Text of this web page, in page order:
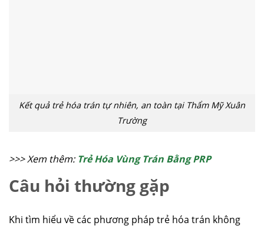
Kết quả trẻ hóa trán tự nhiên, an toàn tại Thẩm Mỹ Xuân
Trường
>>> Xem thêm: Trẻ Hóa Vùng Trán Bằng PRP
Câu hỏi thường gặp
Khi tìm hiểu về các phương pháp trẻ hóa trán không